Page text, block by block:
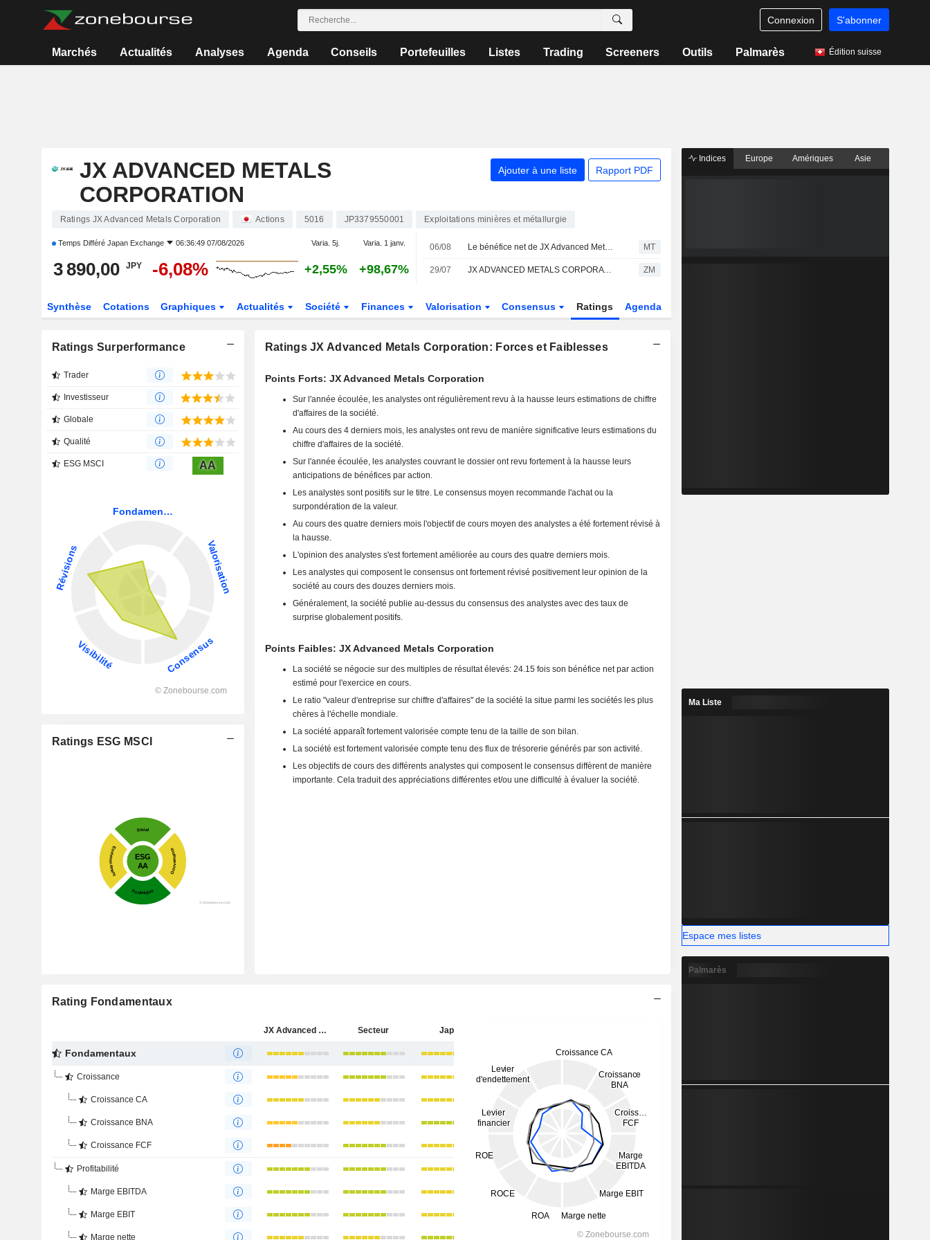
Connexion S'abonner
Marchés Actualités Analyses Agenda Conseils Portefeuilles Listes Trading Screeners Outils Palmarès Édition suisse
JX ADVANCED METALS
CORPORATION
Ajouter à une liste Rapport PDF
Ratings JX Advanced Metals Corporation Actions 5016 JP3379550001 Exploitations minières et métallurgie
Temps Différé Japan Exchange 06:36:49 07/08/2026 Varia. 5j. Varia. 1 janv.
3 890,00 JPY -6,08% +2,55% +98,67%
06/08 Le bénéfice net de JX Advanced Metals multiplié par près de trois au premier trimestre ; les prévisions annuelles relevées MT
29/07 JX ADVANCED METALS CORPORATION : CLSA relève sa recommandation à acheter ZM
Synthèse Cotations Graphiques Actualités Société Finances Valorisation Consensus Ratings Agenda
Ratings Surperformance
Trader
Investisseur
Globale
Qualité
ESG MSCI AA
Ratings ESG MSCI
Ratings JX Advanced Metals Corporation: Forces et Faiblesses
Points Forts: JX Advanced Metals Corporation
Sur l'année écoulée, les analystes ont régulièrement revu à la hausse leurs estimations de chiffre
d'affaires de la société.
Au cours des 4 derniers mois, les analystes ont revu de manière significative leurs estimations du
chiffre d'affaires de la société.
Sur l'année écoulée, les analystes couvrant le dossier ont revu fortement à la hausse leurs
anticipations de bénéfices par action.
Les analystes sont positifs sur le titre. Le consensus moyen recommande l'achat ou la
surpondération de la valeur.
Au cours des quatre derniers mois l'objectif de cours moyen des analystes a été fortement révisé à
la hausse.
L'opinion des analystes s'est fortement améliorée au cours des quatre derniers mois.
Les analystes qui composent le consensus ont fortement révisé positivement leur opinion de la
société au cours des douzes derniers mois.
Généralement, la société publie au-dessus du consensus des analystes avec des taux de
surprise globalement positifs.
Points Faibles: JX Advanced Metals Corporation
La société se négocie sur des multiples de résultat élevés: 24.15 fois son bénéfice net par action
estimé pour l'exercice en cours.
Le ratio "valeur d'entreprise sur chiffre d'affaires" de la société la situe parmi les sociétés les plus
chères à l'échelle mondiale.
La société apparaît fortement valorisée compte tenu de la taille de son bilan.
La société est fortement valorisée compte tenu des flux de trésorerie générés par son activité.
Les objectifs de cours des différents analystes qui composent le consensus diffèrent de manière
importante. Cela traduit des appréciations différentes et/ou une difficulté à évaluer la société.
Rating Fondamentaux
JX Advanced Metals Corporation Secteur Japon
Fondamentaux
Croissance
Croissance CA
Croissance BNA
Croissance FCF
Profitabilité
Marge EBITDA
Marge EBIT
Marge nette
Indices Europe Amériques Asie
Ma Liste
Espace mes listes
Palmarès